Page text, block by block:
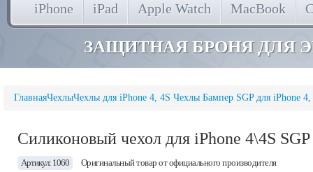
iPhone iPad Apple Watch MacBook
ЗАЩИТНАЯ БРОНЯ ДЛЯ
ГлавнаяЧехлыЧехлы для iPhone 4, 4S Чехлы Бампер SGP для iPhone 4,
Силиконовый чехол для iPhone 4\4S
Артикул: 1060 Оригинальный товар от официального производителя